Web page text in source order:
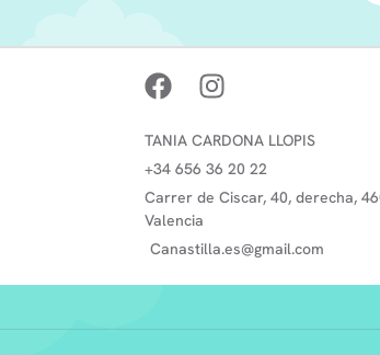
TANIA CARDONA LLOPIS
+34 656 36 20 22
Carrer de Ciscar, 40, derecha,
Valencia
Canastilla.es@gmail.com